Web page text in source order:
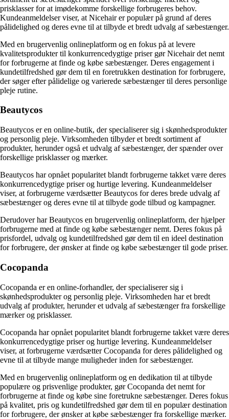
prisklasser for at imødekomme forskellige forbrugeres behov.
Kundeanmeldelser viser, at Nicehair er populær på grund af deres
pålidelighed og deres evne til at tilbyde et bredt udvalg af sæbestænger.
Med en brugervenlig onlineplatform og en fokus på at levere
kvalitetsprodukter til konkurrencedygtige priser gør Nicehair det nemt
for forbrugerne at finde og købe sæbestænger. Deres engagement i
kundetilfredshed gør dem til en foretrukken destination for forbrugere,
der søger efter pålidelige og varierede sæbestænger til deres personlige
pleje rutine.
Beautycos
Beautycos er en online-butik, der specialiserer sig i skønhedsprodukter
og personlig pleje. Virksomheden tilbyder et bredt sortiment af
produkter, herunder også et udvalg af sæbestænger, der spænder over
forskellige prisklasser og mærker.
Beautycos har opnået popularitet blandt forbrugerne takket være deres
konkurrencedygtige priser og hurtige levering. Kundeanmeldelser
viser, at forbrugerne værdsætter Beautycos for deres brede udvalg af
sæbestænger og deres evne til at tilbyde gode tilbud og kampagner.
Derudover har Beautycos en brugervenlig onlineplatform, der hjælper
forbrugerne med at finde og købe sæbestænger nemt. Deres fokus på
prisfordel, udvalg og kundetilfredshed gør dem til en ideel destination
for forbrugere, der ønsker at finde og købe sæbestænger til gode priser.
Cocopanda
Cocopanda er en online-forhandler, der specialiserer sig i
skønhedsprodukter og personlig pleje. Virksomheden har et bredt
udvalg af produkter, herunder et udvalg af sæbestænger fra forskellige
mærker og prisklasser.
Cocopanda har opnået popularitet blandt forbrugerne takket være deres
konkurrencedygtige priser og hurtige levering. Kundeanmeldelser
viser, at forbrugerne værdsætter Cocopanda for deres pålidelighed og
evne til at tilbyde mange muligheder inden for sæbestænger.
Med en brugervenlig onlineplatform og en dedikation til at tilbyde
populære og prisvenlige produkter, gør Cocopanda det nemt for
forbrugerne at finde og købe sine foretrukne sæbestænger. Deres fokus
på kvalitet, pris og kundetilfredshed gør dem til en populær destination
for forbrugere, der ønsker at købe sæbestænger fra forskellige mærker.